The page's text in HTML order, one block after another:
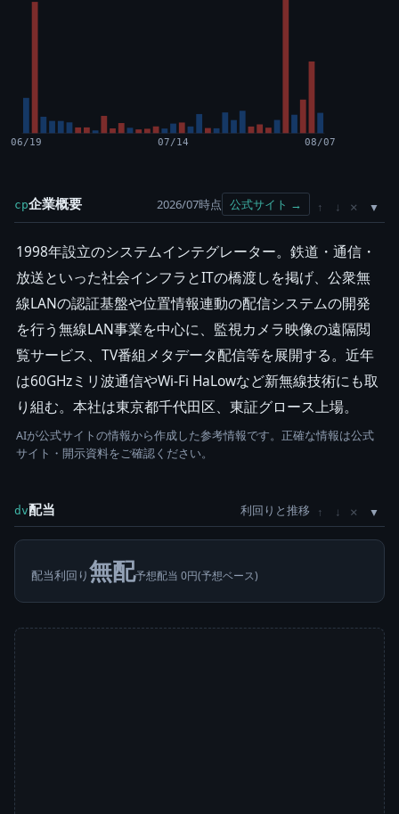
06/19 07/14 08/07
cp企業概要 2026/07時点 公式サイト → ↑ ↓ ×
1998年設立のシステムインテグレーター。鉄道・通信・
放送といった社会インフラとITの橋渡しを掲げ、公衆無
線LANの認証基盤や位置情報連動の配信システムの開発
を行う無線LAN事業を中心に、監視カメラ映像の遠隔閲
覧サービス、TV番組メタデータ配信等を展開する。近年
は60GHzミリ波通信やWi-Fi HaLowなど新無線技術にも取
り組む。本社は東京都千代田区、東証グロース上場。
AIが公式サイトの情報から作成した参考情報です。正確な情報は公式
サイト・開示資料をご確認ください。
dv配当 利回りと推移 ↑ ↓ ×
配当利回り無配予想配当 0円(予想ベース)